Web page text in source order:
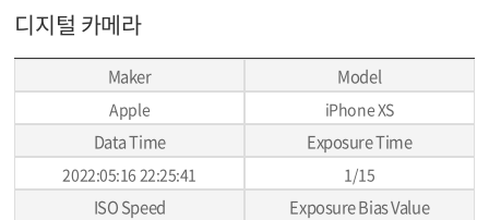
디지털 카메라
Maker
Apple
Model
iPhone XS
Data Time
2022:05:16 22:25:41
Exposure Time
1/15
ISO Speed Exposure Bias Value